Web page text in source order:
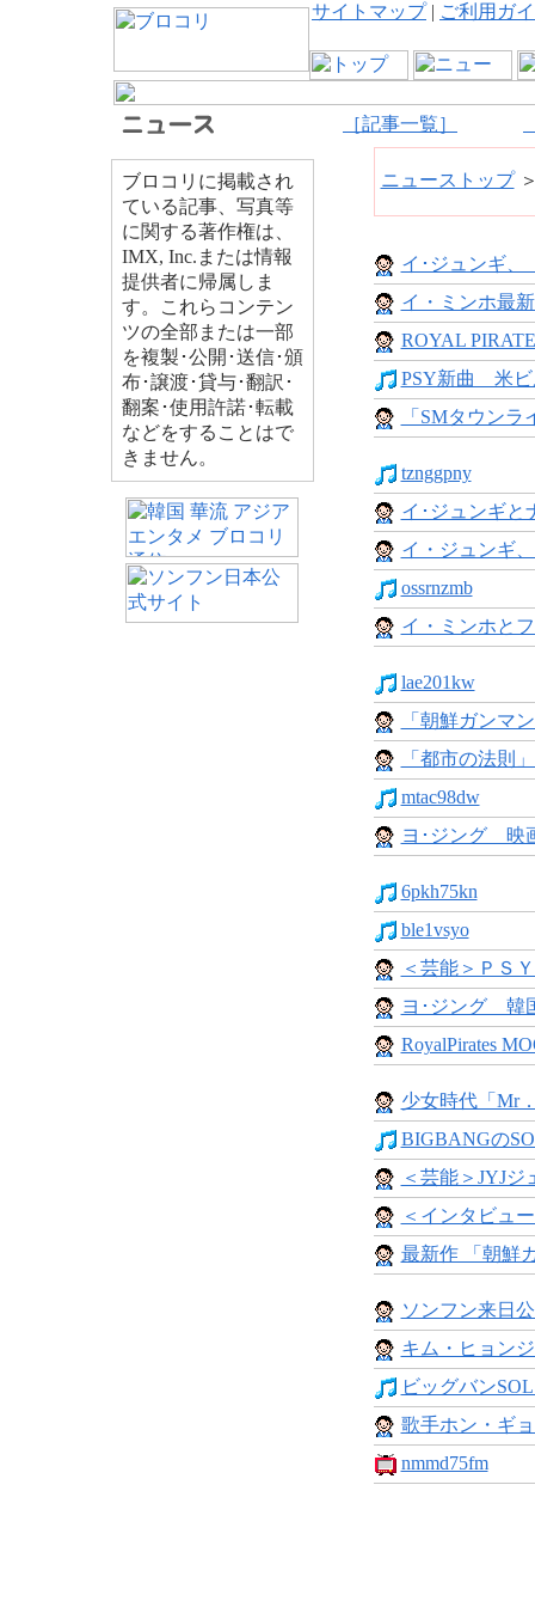
サイトマップ| ご利用ガ
［記事一覧］
ブロコリに掲載され
ている記事、写真等
に関する著作権は、
IMX, Inc.または情報
提供者に帰属しま
す。これらコンテン
ツの全部または一部
を複製･公開･送信･頒
布･譲渡･貸与･翻訳･
翻案･使用許諾･転載
などをすることはで
きません。
ニューストップ
イ･ジュンギ、
イ・ミンホ最
ROYAL
PSY新曲 米ビ
「SMタウン
tznggpny
イ･ジュンギと
イ・ジュンギ
ossrnzmb
イ・ミンホと
lae201kw
「朝鮮ガンマ
「都市の法則
mtac98dw
ヨ･ジング 映
6pkh75kn
ble1vsyo
＜芸能＞ＰＳ
ヨ･ジング 韓
RoyalPirates
少女時代「Mr
BIGBANGの
＜芸能＞JYJジ
＜インタビュ
最新作 「朝鮮
ソンフン来日
キム・ヒョン
ビッグバン
歌手ホン・ギ
nmmd75fm